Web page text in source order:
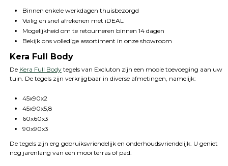
Binnen enkele werkdagen thuisbezorgd
Veilig en snel afrekenen met iDEAL
Mogelijkheid om te retourneren binnen 14 dagen
Bekijk ons volledige assortiment in onze showroom
Kera Full Body
De Kera Full Bodytegels van Excluton zijn een mooie toevoeging aan uw
tuin. De tegels zijn verkrijgbaar in diverse afmetingen, namelijk:
45x90x2
45x90x5,8
60x60x3
90x90x3
De tegels zijn erg gebruiksvriendelijk en onderhoudsvriendelijk. U geniet
nog jarenlang van een mooi terras of pad.